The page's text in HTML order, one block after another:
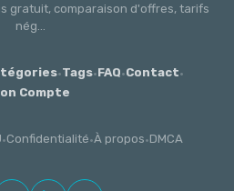
gratuit, comparaison d'offres, tarifs
nég...
·Tags·FAQ·Contact·
Compte
·Confidentialité·À propos·DMCA